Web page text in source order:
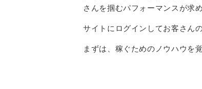
さんを掴むパフォーマンスが求
サイトにログインしてお客さん
まずは、稼ぐためのノウハウを